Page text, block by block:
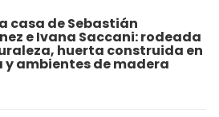
casa de Sebastián
e Ivana Saccani: rodeada
huerta construida en
ambientes de madera